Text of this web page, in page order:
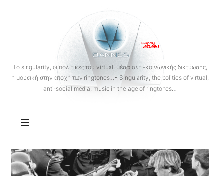
OANNES
To singularity, οι πολιτικές του virtual, μέσα αντι-κοινωνικής δικτύωσης,
η μουσική στην εποχή των ringtones…• Singularity, the politics of virtual,
anti-social media, music in the age of ringtones…